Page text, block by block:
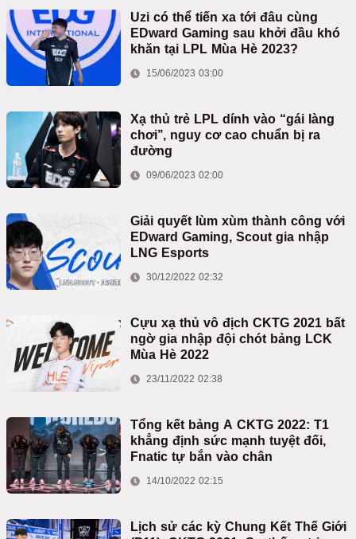
Uzi có thể tiến xa tới đâu cùng
EDward Gaming sau khởi đầu khó
khăn tại LPL Mùa Hè 2023?
15/06/2023 03:00
Xạ thủ trẻ LPL dính vào “gái làng
chơi’’, nguy cơ cao chuẩn bị ra
đường
09/06/2023 02:00
Giải quyết lùm xùm thành công với
EDward Gaming, Scout gia nhập
LNG Esports
30/12/2022 02:32
Cựu xạ thủ vô địch CKTG 2021 bất
ngờ gia nhập đội chót bảng LCK
Mùa Hè 2022
23/11/2022 02:38
Tổng kết bảng A CKTG 2022: T1
khẳng định sức mạnh tuyệt đối,
Fnatic tự bắn vào chân
14/10/2022 02:15
Lịch sử các kỳ Chung Kết Thế Giới